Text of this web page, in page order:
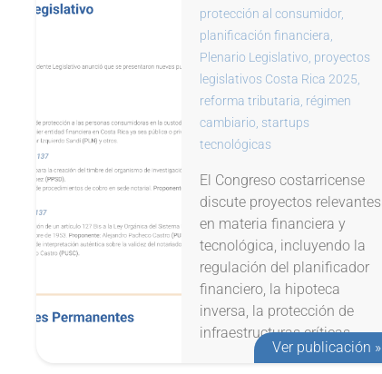
protección al consumidor,
planificación financiera
Plenario Legislativo proyectos
legislativos Costa Rica 2025
reforma tributaria régimen
cambiario startups
tecnológicas
El Congreso costarricense
discute proyectos relevantes
en materia financiera y
tecnológica, incluyendo la
regulación del planificador
financiero, la hipoteca
inversa, la protección de
infraestructuras críticas...
Ver publicación »